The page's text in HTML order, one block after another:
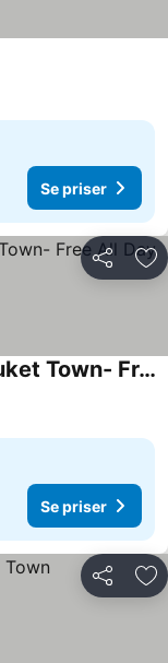
Se priser
Dela
Blu Monkey Hub and Hotel Phuket Town- Free All Day Coworking space
Se priser
Dela